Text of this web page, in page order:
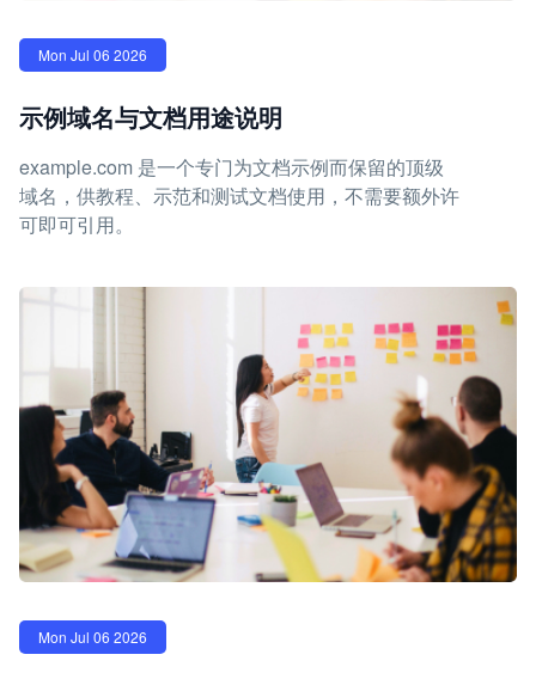
Mon Jul 06 2026
示例域名与文档用途说明
example.com 是一个专门为文档示例而保留的顶级
域名，供教程、示范和测试文档使用，不需要额外许
可即可引用。
Mon Jul 06 2026